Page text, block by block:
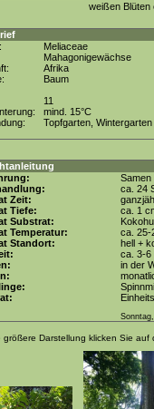
weißen Blüten
Meliaceae
Mahagonigewächse
Afrika
Baum
11
mind. 15°C
Topfgarten, Wintergarten
Samen
ca. 24
Zeit:
Tiefe:
ca. 1
Substrat:
Temperatur:
ca. 25-
Standort:
hell +
ca. 3-6
in der
größere Darstellung klicken Sie auf